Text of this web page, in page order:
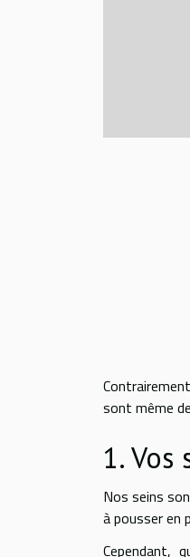
sont même
1. Vos
Nos seins
à pousser en
Cependant,